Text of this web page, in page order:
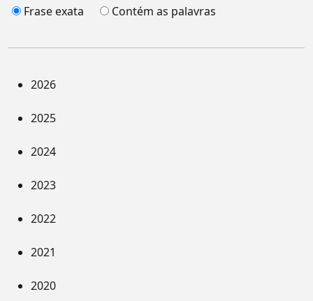
Frase exata Contém as palavras
2026
2025
2024
2023
2022
2021
2020